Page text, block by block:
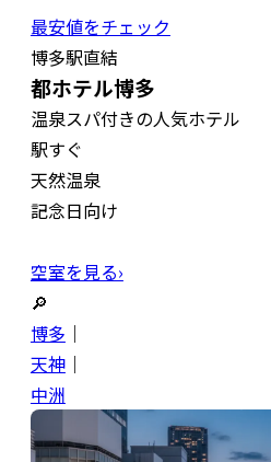
最安値をチェック
博多駅直結
都ホテル博多
温泉スパ付きの人気ホテル
駅すぐ
天然温泉
記念日向け
空室を見る›
🔎
博多 ｜
天神｜
中洲